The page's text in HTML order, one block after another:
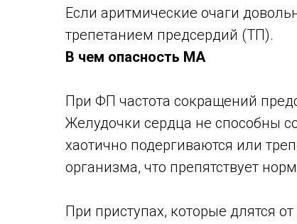
Если аритмические очаги
трепетанием предсердий (ТП).
В чем опасность МА
При ФП частота сокращений
Желудочки сердца не способны
хаотично подергиваются или
организма, что препятствует
При приступах, которые длятся